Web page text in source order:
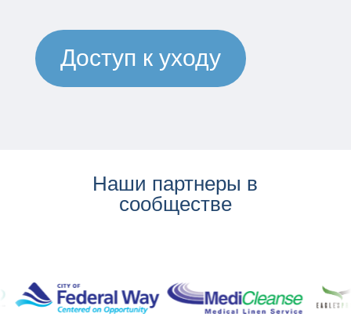
Доступ к уходу
Наши партнеры в
сообществе